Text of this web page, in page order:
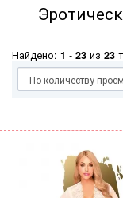
Найдено: 1 - 23 из 23